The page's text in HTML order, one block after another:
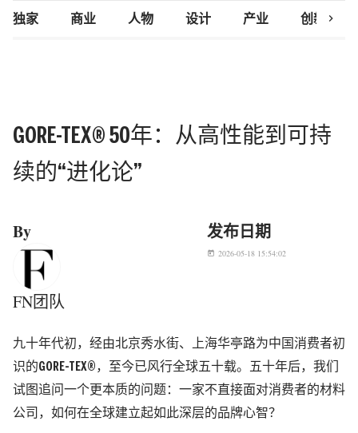
独家 商业 人物 设计 产业 创新研究
chevron_right
GORE-TEX® 50年：从高性能到可持
续的“进化论”
By
FN团队
发布日期
today 2026-05-18 15:54:02
九十年代初，经由北京秀水街、上海华亭路为中国消费者初
识的GORE-TEX®，至今已风行全球五十载。五十年后，我们
试图追问一个更本质的问题：一家不直接面对消费者的材料
公司，如何在全球建立起如此深层的品牌心智？